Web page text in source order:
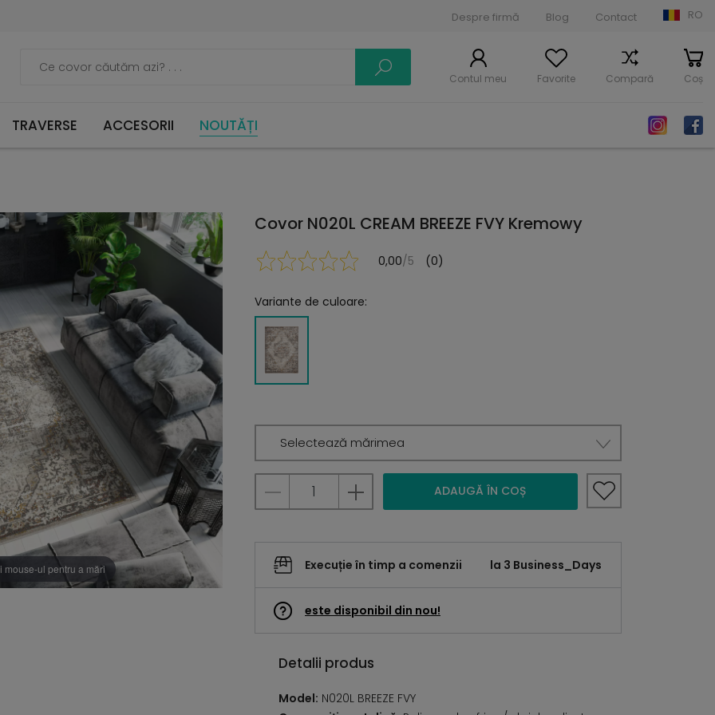
Despre firmă Blog Contact RO
Contul meu Favorite Compară Coș
TRAVERSE ACCESORII NOUTĂȚI
mouse-ul pentru a mări
Covor N020L CREAM BREEZE FVY Kremowy
0,00/5 (0)
Variante de culoare:
Selectează mărimea
ADAUGĂ ÎN COȘ
Execuție în timp a comenzii la 3 Business_Days
este disponibil din nou!
Detalii produs
Model: N020L BREEZE FVY